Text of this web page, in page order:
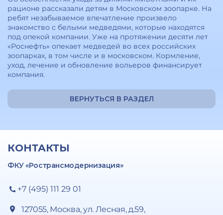
рационе рассказали детям в Московском зоопарке. На
ребят незабываемое впечатление произвело
знакомство с белыми медведями, которые находятся
под опекой компании. Уже на протяжении десяти лет
«Роснефть» опекает медведей во всех российских
зоопарках, в том числе и в московском. Кормление,
уход, лечение и обновление вольеров финансирует
компания.
ВЕРНУТЬСЯ В РАЗДЕЛ
КОНТАКТЫ
ФКУ «Ространсмодернизация»
+7 (495) 111 29 01
127055, Москва, ул. Лесная, д.59,